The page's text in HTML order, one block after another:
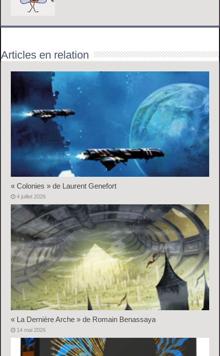
Articles en relation
« Colonies » de Laurent Genefort
4 juillet 2026
« La Dernière Arche » de Romain Benassaya
14 mai 2026